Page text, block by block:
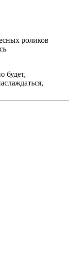
роликов
будет,